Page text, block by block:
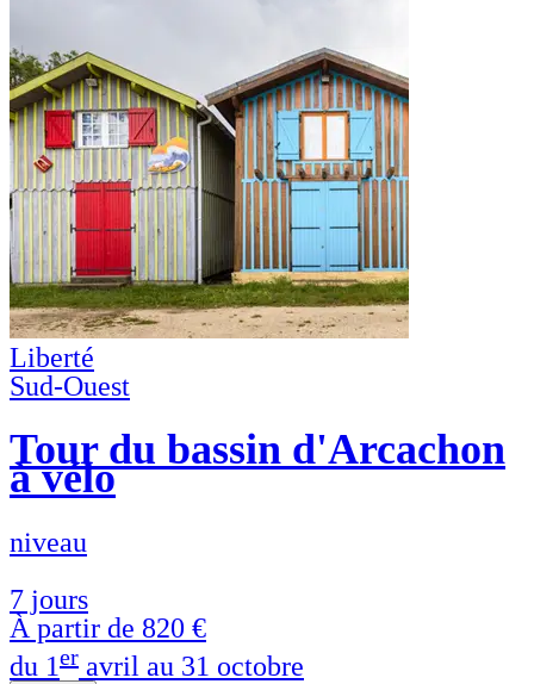
Liberté
Sud-Ouest
Tour du bassin d'Arcachon
à vélo
niveau
7 jours
À partir de 820 €
du 1er avril au 31 octobre